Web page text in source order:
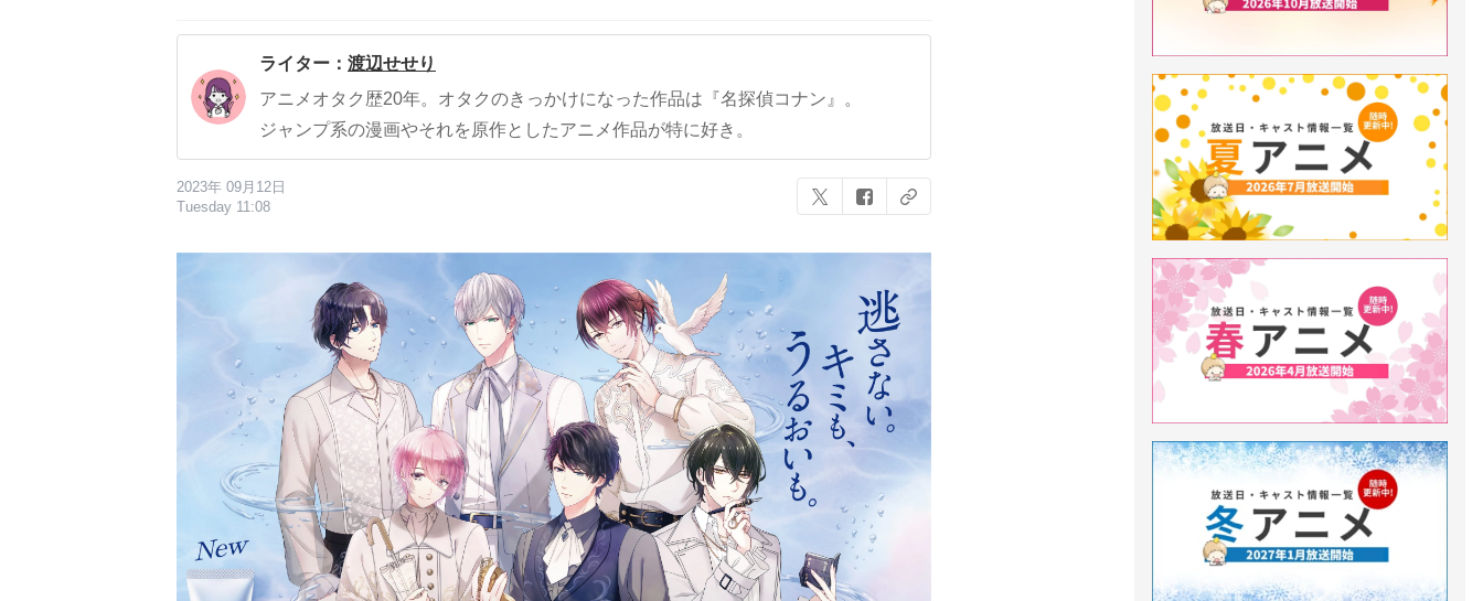
ライター： 渡辺せせり
アニメオタク歴20年。オタクのきっかけになった作品は『名探偵コナン』。
ジャンプ系の漫画やそれを原作としたアニメ作品が特に好き。
2023年 09月12日
Tuesday 11:08